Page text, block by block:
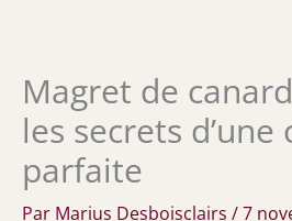
Magret de
les secrets d’une
parfaite
Par Marius Desboisclairs /7